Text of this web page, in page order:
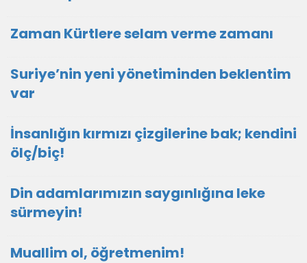
Zaman Kürtlere selam verme zamanı
Suriye’nin yeni yönetiminden beklentim
var
İnsanlığın kırmızı çizgilerine bak; kendini
ölç/biç!
Din adamlarımızın saygınlığına leke
sürmeyin!
Muallim ol, öğretmenim!